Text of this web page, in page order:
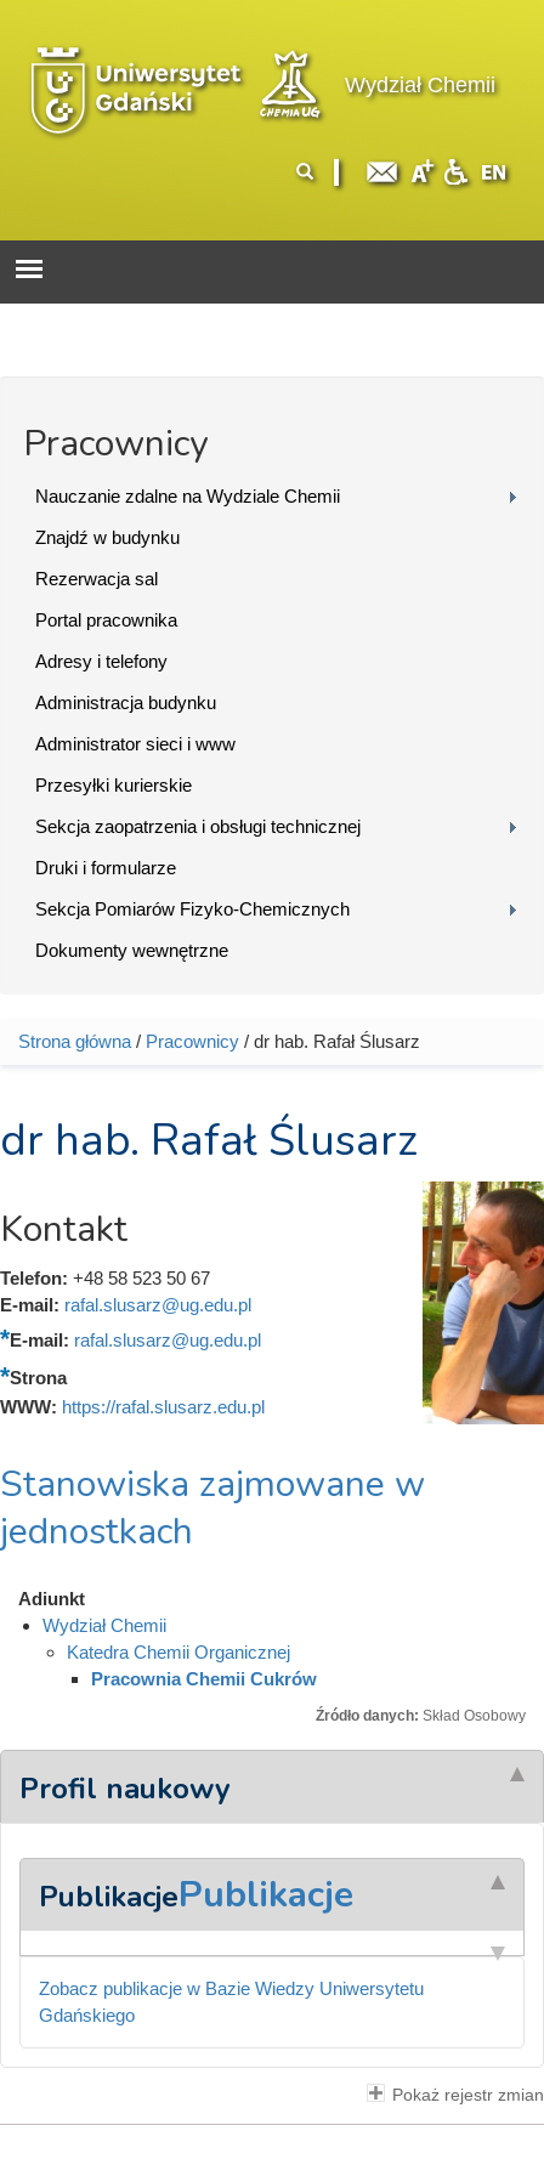
Wydział Chemii
wyszukiwania
Pracownicy
Nauczanie zdalne na Wydziale Chemii
Znajdź w budynku
Rezerwacja sal
Portal pracownika
Adresy i telefony
Administracja budynku
Administrator sieci i www
Przesyłki kurierskie
Sekcja zaopatrzenia i obsługi technicznej
Druki i formularze
Sekcja Pomiarów Fizyko-Chemicznych
Dokumenty wewnętrzne
Jesteś tutaj
Strona główna / Pracownicy / dr hab. Rafał Ślusarz
dr hab. Rafał Ślusarz
Kontakt
Telefon: +48 58 523 50 67
E-mail: rafal.slusarz@ug.edu.pl
E-mail: rafal.slusarz@ug.edu.pl
Strona
WWW: https://rafal.slusarz.edu.pl
Stanowiska zajmowane w
jednostkach
Adiunkt
Wydział Chemii
Katedra Chemii Organicznej
Pracownia Chemii Cukrów
Źródło danych: Skład Osobowy
Profil naukowy
PublikacjePublikacje
Zobacz publikacje w Bazie Wiedzy Uniwersytetu
Gdańskiego
Pokaż rejestr zmian